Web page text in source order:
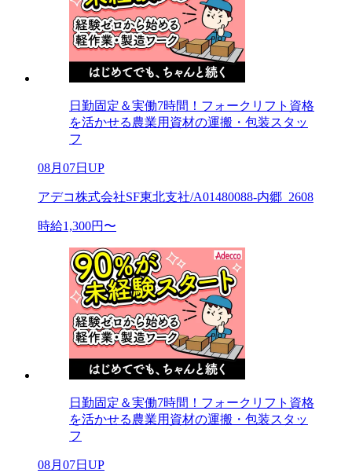
日勤固定＆実働7時間！フォークリフト資格
を活かせる農業用資材の運搬・包装スタッ
フ
08月07日UP
アデコ株式会社SF東北支社/A01480088-内郷_2608
時給1,300円〜
日勤固定＆実働7時間！フォークリフト資格
を活かせる農業用資材の運搬・包装スタッ
フ
08月07日UP